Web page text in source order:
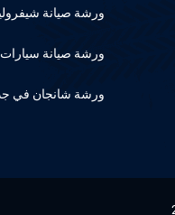
ورشة صيانة
ورشة صيانة
ورشة شانجان في